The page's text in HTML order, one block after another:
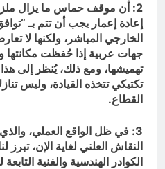
2: أن موقف حماس ما يزال
إعادة إعمار يجب أن تتم بـ
الخارجي المباشر، ولكنها لا
جهات عربية إذا حُفظت مكانتها
تهميشها، ومع ذلك، يُنظر إلى
تكتيكي تتخذه القيادة، وليس
القطاع.
3: في ظل الواقع العملي،
النقاش العلني لغاية الإن،
الكوادر الهندسية والفنية